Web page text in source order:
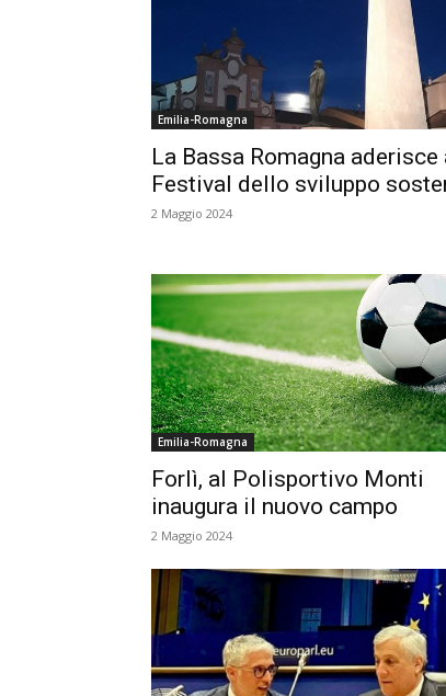
Emilia-Romagna
La Bassa Romagna aderisce
Festival dello sviluppo
2 Maggio 2024
Emilia-Romagna
Forlì, al Polisportivo Monti
inaugura il nuovo campo
2 Maggio 2024